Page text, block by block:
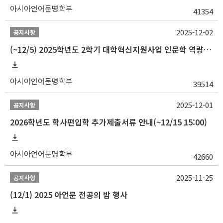
아시아언어문명학부 41354
공지사항
(~12/5) 2025학년도 2학기 대학혁신지원사업 인문학 역량강화 국제학술대회 참가 경비 지원 안내(2차)
아시아언어문명학부 39514
2025-12-02
공지사항
2026학년도 학사편입학 추가제출서류 안내(~12/15 15:00)
아시아언어문명학부 42660
2025-12-01
공지사항
(12/1) 2025 아언문 전공의 밤 행사
2025-11-25